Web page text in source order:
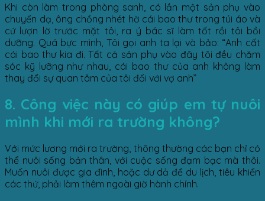
Khi còn làm trong phòng sanh, có lần một sản phụ vào
chuyển dạ, ông chồng nhét hờ cái bao thư trong túi áo và
cứ lượn lờ trước mặt tôi, ra ý bác sĩ làm tốt rồi tôi bồi
dưỡng. Quá bực mình, Tôi gọi anh ta lại và bảo: “Anh cất
cái bao thư kia đi. Tất cả sản phụ vào đây tôi đều chăm
sóc kỹ lưỡng như nhau, cái bao thư của anh không làm
thay đổi sự quan tâm của tôi đối với vợ anh”
8. Công việc này có giúp em tự nuôi
mình khi mới ra trường không?
Với mức lương mới ra trường, thông thường các bạn chỉ có
thể nuôi sống bản thân, với cuộc sống đạm bạc mà thôi.
Muốn nuôi được gia đình, hoặc dư dả để du lịch, tiêu khiển
các thứ, phải làm thêm ngoài giờ hành chính.